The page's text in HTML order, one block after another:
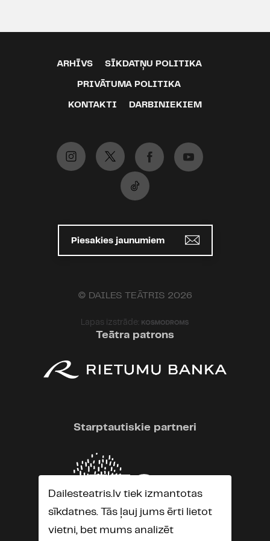
ARHĪVS SĪKDATŅU POLITIKA
PRIVĀTUMA POLITIKA
KONTAKTI DARBINIEKIEM
Piesakies jaunumiem
© DAILES TEĀTRIS 2026
Lapas izstrāde:
Teātra patrons
Starptautiskie partneri
Dailesteatris.lv tiek izmantotas
sīkdatnes. Tās ļauj jums ērti lietot
vietni, bet mums analizēt